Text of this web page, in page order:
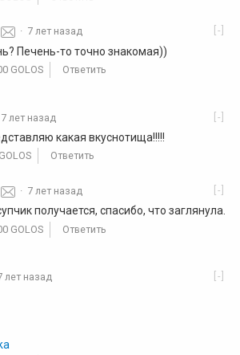
[-]
· 7 лет назад
Печень-то точно знакомая))
GOLOS Ответить
[-]
7 лет назад
какая вкуснотища!!!!!
Ответить
[-]
· 7 лет назад
получается, спасибо, что заглянула.
GOLOS Ответить
[-]
лет назад